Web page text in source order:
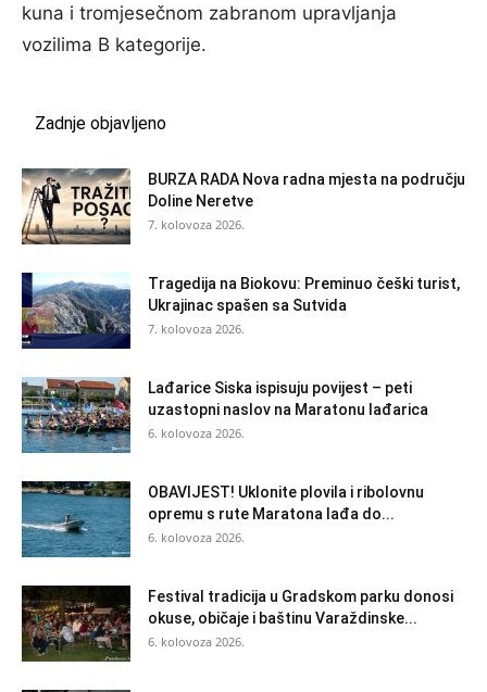
kuna i tromjesečnom zabranom upravljanja
vozilima B kategorije.
Zadnje objavljeno
BURZA RADA Nova radna mjesta na području
Doline Neretve
7. kolovoza 2026.
Tragedija na Biokovu: Preminuo češki turist,
Ukrajinac spašen sa Sutvida
7. kolovoza 2026.
Lađarice Siska ispisuju povijest – peti
uzastopni naslov na Maratonu lađarica
6. kolovoza 2026.
OBAVIJEST! Uklonite plovila i ribolovnu
opremu s rute Maratona lađa do...
6. kolovoza 2026.
Festival tradicija u Gradskom parku donosi
okuse, običaje i baštinu Varaždinske...
6. kolovoza 2026.